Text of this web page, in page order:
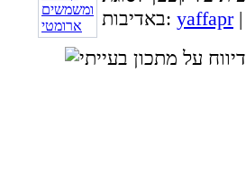
באדיבות: yaffapr